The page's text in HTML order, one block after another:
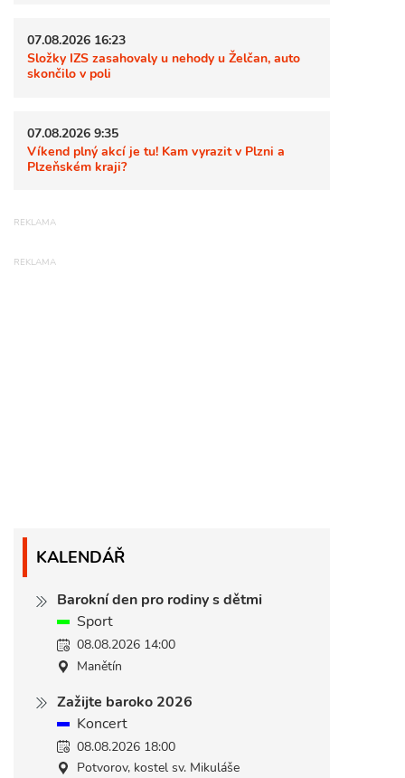
07.08.2026 16:23
Složky IZS zasahovaly u nehody u Želčan, auto
skončilo v poli
07.08.2026 9:35
Víkend plný akcí je tu! Kam vyrazit v Plzni a
Plzeňském kraji?
KALENDÁŘ
Barokní den pro rodiny s dětmi
Sport
08.08.2026 14:00
Manětín
Zažijte baroko 2026
Koncert
08.08.2026 18:00
Potvorov, kostel sv. Mikuláše